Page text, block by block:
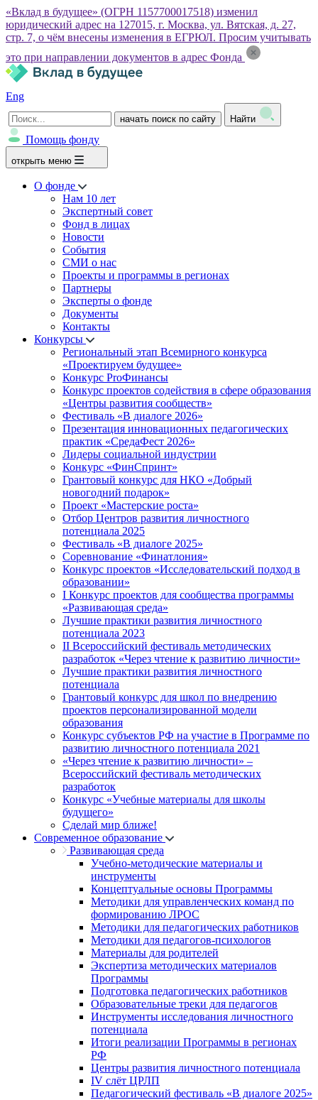
«Вклад в будущее» (ОГРН 1157700017518) изменил
юридический адрес на 127015, г. Москва, ул. Вятская, д. 27,
стр. 7, о чём внесены изменения в ЕГРЮЛ. Просим учитывать
это при направлении документов в адрес Фонда
Eng
начать поиск по сайту Найти
Помощь фонду
открыть меню
О фонде
Нам 10 лет
Экспертный совет
Фонд в лицах
Новости
События
СМИ о нас
Проекты и программы в регионах
Партнеры
Эксперты о фонде
Документы
Контакты
Конкурсы
Региональный этап Всемирного конкурса
«Проектируем будущее»
Конкурс ProФинансы
Конкурс проектов содействия в сфере образования
«Центры развития сообществ»
Фестиваль «В диалоге 2026»
Презентация инновационных педагогических
практик «СредаФест 2026»
Лидеры социальной индустрии
Конкурс «ФинСпринт»
Грантовый конкурс для НКО «Добрый
новогодний подарок»
Проект «Мастерские роста»
Отбор Центров развития личностного
потенциала 2025
Фестиваль «В диалоге 2025»
Соревнование «Финатлония»
Конкурс проектов «Исследовательский подход в
образовании»
I Конкурс проектов для сообщества программы
«Развивающая среда»
Лучшие практики развития личностного
потенциала 2023
II Всероссийский фестиваль методических
разработок «Через чтение к развитию личности»
Лучшие практики развития личностного
потенциала
Грантовый конкурс для школ по внедрению
проектов персонализированной модели
образования
Конкурс субъектов РФ на участие в Программе по
развитию личностного потенциала 2021
«Через чтение к развитию личности» –
Всероссийский фестиваль методических
разработок
Конкурс «Учебные материалы для школы
будущего»
Сделай мир ближе!
Современное образование
Развивающая среда
Учебно-методические материалы и
инструменты
Концептуальные основы Программы
Методики для управленческих команд по
формированию ЛРОС
Методики для педагогических работников
Методики для педагогов-психологов
Материалы для родителей
Экспертиза методических материалов
Программы
Подготовка педагогических работников
Образовательные треки для педагогов
Инструменты исследования личностного
потенциала
Итоги реализации Программы в регионах
РФ
Центры развития личностного потенциала
IV слёт ЦРЛП
Педагогический фестиваль «В диалоге 2025»